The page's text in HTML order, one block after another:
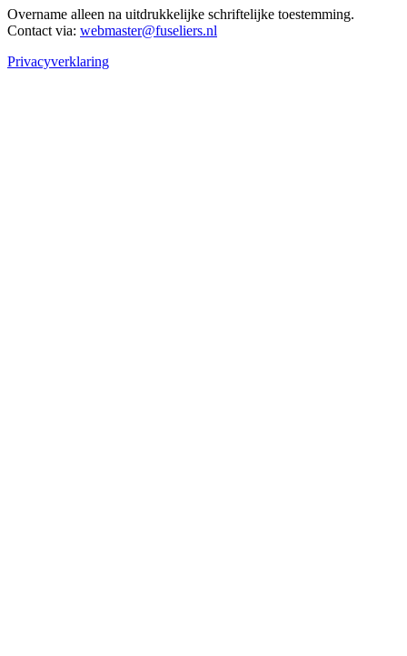
Overname alleen na uitdrukkelijke schriftelijke toestemming.
Contact via: webmaster@fuseliers.nl
Privacyverklaring